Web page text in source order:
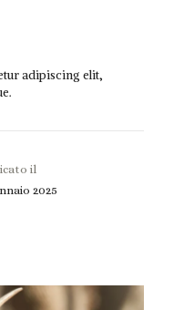
adipiscing elit,
il
2025